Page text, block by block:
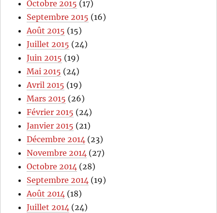
Octobre 2015 (17)
Septembre 2015 (16)
Août 2015 (15)
Juillet 2015 (24)
Juin 2015 (19)
Mai 2015 (24)
Avril 2015 (19)
Mars 2015 (26)
Février 2015 (24)
Janvier 2015 (21)
Décembre 2014 (23)
Novembre 2014 (27)
Octobre 2014 (28)
Septembre 2014 (19)
Août 2014 (18)
Juillet 2014 (24)